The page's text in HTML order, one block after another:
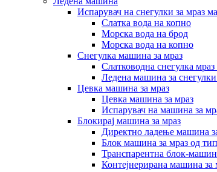
Испарувач на снегулки за мраз
Слатка вода на копно
Морска вода на брод
Морска вода на копно
Снегулка машина за мраз
Слатководна снегулка
Ледена машина за
Цевка машина за мраз
Цевка машина за мраз
Испарувач на машина за
Блокирај машина за мраз
Директно ладење машина
Блок машина за мраз од
Транспарентна блок-
Контејнерирана машина за